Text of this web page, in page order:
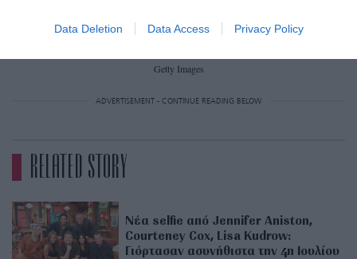
Data Deletion Data Access Privacy Policy
Getty Images
ADVERTISEMENT - CONTINUE READING BELOW
RELATED STORY
Νέα selfie από Jennifer Aniston,
Courteney Cox, Lisa Kudrow:
Γιόρτασαν ασυνήθιστα την 4η Ιουλίου